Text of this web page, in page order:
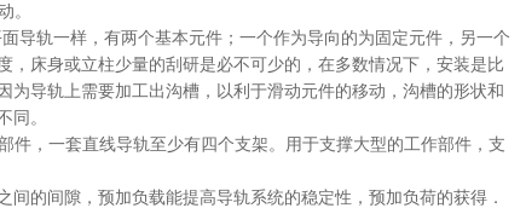
。
导轨一样，有两个基本元件；一个作为导向的为固定元件，另一个
床身或立柱少量的刮研是必不可少的，在多数情况下，安装是比
导轨上需要加工出沟槽，以利于滑动元件的移动，沟槽的形状和
同。
件，一套直线导轨至少有四个支架。用于支撑大型的工作部件，支
的间隙，预加负载能提高导轨系统的稳定性，预加负荷的获得．